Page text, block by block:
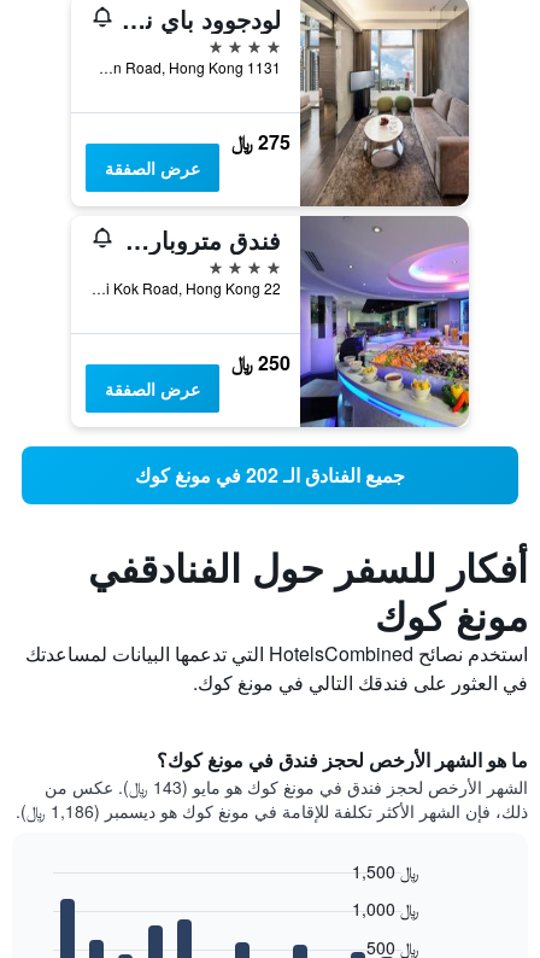
لودجوود باي نينا هويستاليتي丨مونج كوك
4 نجوم
1131 Canton Road, Hong Kong, هونغ كونغ
275 ﷼
عرض الصفقة
فندق متروبارك مونغكوك
4 نجوم
22 Lai Chi Kok Road, Hong Kong, هونغ كونغ
250 ﷼
عرض الصفقة
جميع الفنادق الـ 202 في مونغ كوك
أفكار للسفر حول الفنادقفي
مونغ كوك
استخدم نصائح HotelsCombined التي تدعمها البيانات لمساعدتك
في العثور على فندقك التالي في مونغ كوك.
ما هو الشهر الأرخص لحجز فندق في مونغ كوك؟
الشهر الأرخص لحجز فندق في مونغ كوك هو مايو (143 ﷼). عكس من
ذلك، فإن الشهر الأكثر تكلفة للإقامة في مونغ كوك هو ديسمبر (1,186 ﷼).
500 ﷼
1,000 ﷼
1,500 ﷼